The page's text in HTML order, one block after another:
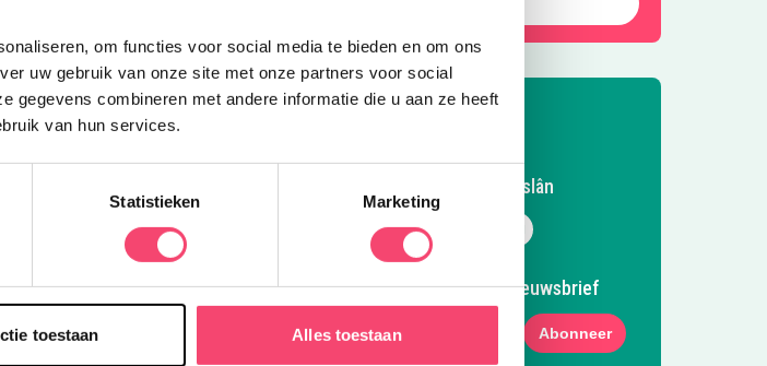
om functies voor social media te bieden en om ons
uw gebruik van onze site met onze partners voor social
gegevens combineren met andere informatie die u aan ze heeft
van hun services.
Statistieken Marketing
toestaan Alles toestaan
Volg Kidsproof Fryslân
Volg ons op Facebook
Volg ons op Instagram
Volg ons op Pinterest
Mail ons
Meld je aan voor onze nieuwsbrief
Abonneer